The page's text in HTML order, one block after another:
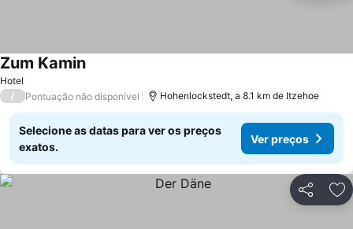
Hotel
Zum Kamin
/ Pontuação não disponível Hohenlockstedt, a 8.1 km de Itzehoe
Selecione as datas para ver os preços
exatos.
Ver preços
Partilhar